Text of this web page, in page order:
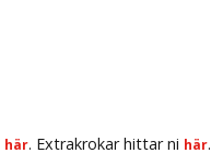
här. Extrakrokar hittar ni här.